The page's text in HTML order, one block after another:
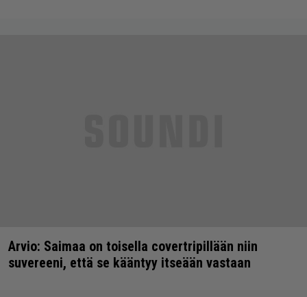
Arvio: Saimaa on toisella covertripillään niin
suvereeni, että se kääntyy itseään vastaan